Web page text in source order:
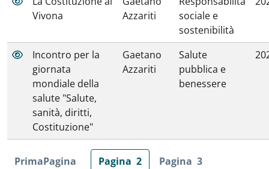
Vivona
Azzariti
sociale e
sostenibilità
Incontro per la
giornata
mondiale della
salute "Salute,
sanità, diritti,
Costituzione"
Gaetano
Azzariti
Salute
pubblica e
benessere
PrimaPagina Pagina 2 Pagina 3